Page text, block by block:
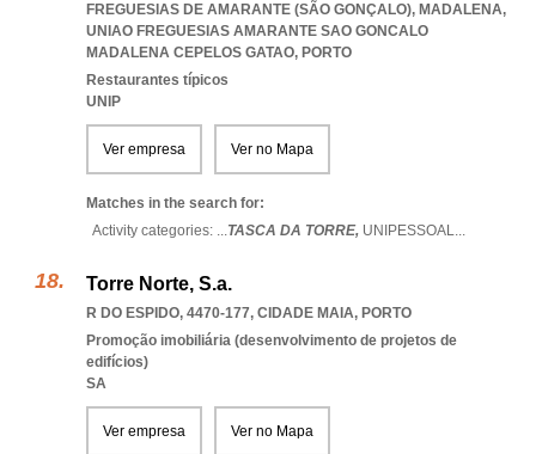
FREGUESIAS DE AMARANTE (SÃO GONÇALO), MADALENA,
UNIAO FREGUESIAS AMARANTE SAO GONCALO
MADALENA CEPELOS GATAO, PORTO
Restaurantes típicos
UNIP
Ver empresa Ver no Mapa
Matches in the search for:
Activity categories: ...TASCA DA TORRE, UNIPESSOAL...
Torre Norte, S.a.
R DO ESPIDO, 4470-177, CIDADE MAIA, PORTO
Promoção imobiliária (desenvolvimento de projetos de
edifícios)
SA
Ver empresa Ver no Mapa